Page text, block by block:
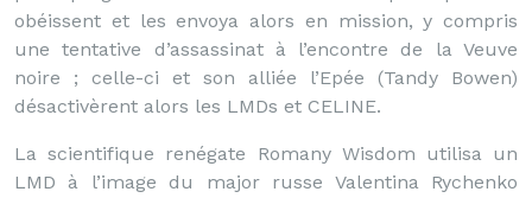
obéissent et les envoya alors en mission, y compris
une tentative d’assassinat à l’encontre de la Veuve
noire ; celle-ci et son alliée l’Epée (Tandy Bowen)
désactivèrent alors les LMDs et CELINE.
La scientifique renégate Romany Wisdom utilisa un
LMD à l’image du major russe Valentina Rychenko